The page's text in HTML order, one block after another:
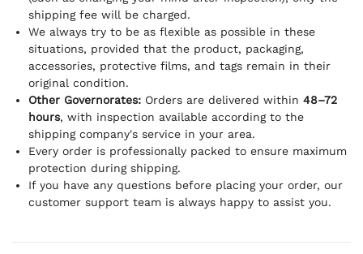
shipping fee will be charged.
We always try to be as flexible as possible in these
situations, provided that the product, packaging,
accessories, protective films, and tags remain in their
original condition.
Other Governorates: Orders are delivered within 48–72
hours, with inspection available according to the
shipping company's service in your area.
Every order is professionally packed to ensure maximum
protection during shipping.
If you have any questions before placing your order, our
customer support team is always happy to assist you.